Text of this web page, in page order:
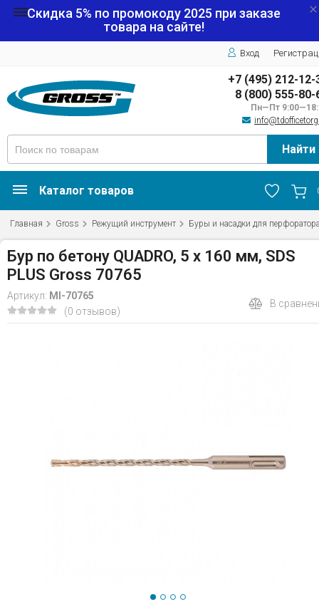
Скидка 5% по промокоду 2025 при заказе
товара на сайте!
Вход
+7 (495) 212-12-
8 (800) 555-80-
Пн—Пт
Найти
Каталог товаров
Главная Gross Режущий инструмент Буры и насадки для
Бур по бетону QUADRO, 5 x 160 мм, SDS
PLUS Gross 70765
Артикул: MI-70765
(0 отзывов)
В